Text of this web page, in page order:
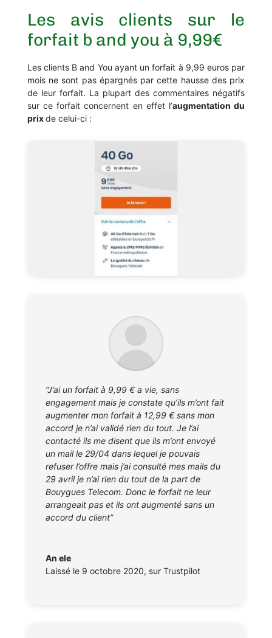
Les avis clients sur le
forfait b and you à 9,99€
Les clients B and You ayant un forfait à 9,99 euros par
mois ne sont pas épargnés par cette hausse des prix
de leur forfait. La plupart des commentaires négatifs
sur ce forfait concernent en effet l’augmentation du
prixde celui-ci :
“J’ai un forfait à 9,99 € a vie, sans
engagement mais je constate qu’ils m’ont fait
augmenter mon forfait à 12,99 € sans mon
accord je n’ai validé rien du tout. Je l’ai
contacté ils me disent que ils m’ont envoyé
un mail le 29/04 dans lequel je pouvais
refuser l’offre mais j’ai consulté mes mails du
29 avril je n’ai rien du tout de la part de
Bouygues Telecom. Donc le forfait ne leur
arrangeait pas et ils ont augmenté sans un
accord du client”
An ele
Laissé le 9 octobre 2020, sur Trustpilot